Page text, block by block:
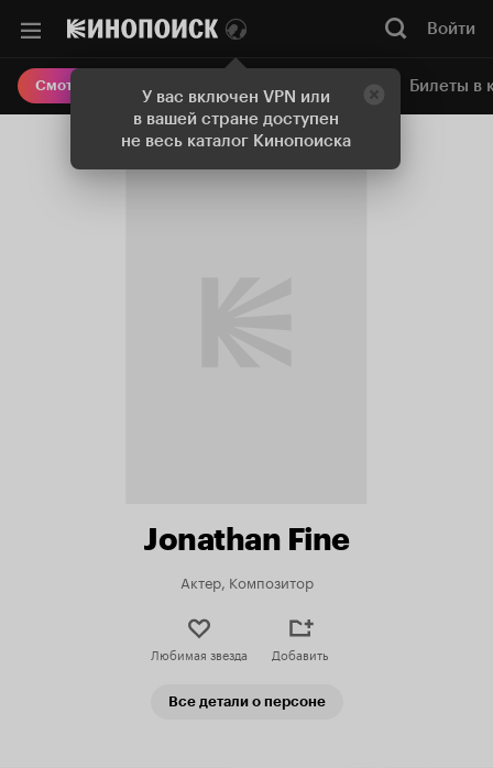
У вас включен VPN или
в вашей стране доступен
не весь каталог Кинопоиска
Войти
Смотреть кино Онлайн-кинотеатр Билеты в
Jonathan Fine
Актер, Композитор
Любимая звезда Добавить
Все детали о персоне